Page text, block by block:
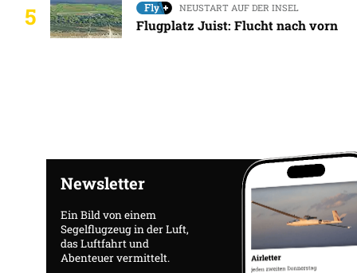
5 NEUSTART AUF DER INSEL
Flugplatz Juist: Flucht nach vorn
Newsletter
Ein Bild von einem
Segelflugzeug in der Luft,
das Luftfahrt und
Abenteuer vermittelt.